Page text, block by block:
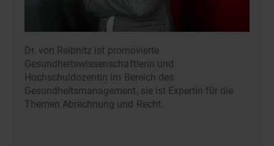
Dr. von Reibnitz ist promovierte
Gesundheitswissenschaftlerin und
Hochschuldozentin im Bereich des
Gesundheitsmanagement, sie ist Expertin für die
Themen Abrechnung und Recht.